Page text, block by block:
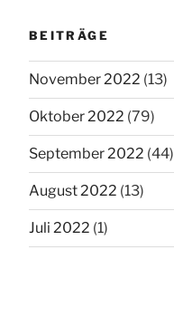
BEITRÄGE
November 2022 (13)
Oktober 2022 (79)
September 2022 (44)
August 2022 (13)
Juli 2022 (1)